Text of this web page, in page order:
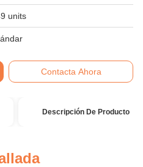
units
Contacta Ahora
Descripción De Producto